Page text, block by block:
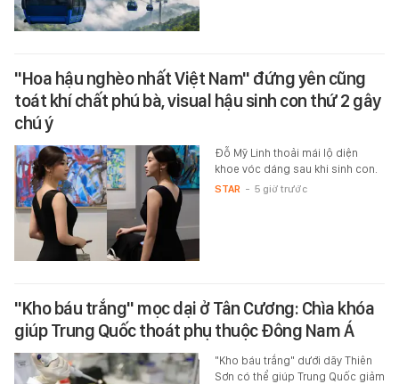
"Hoa hậu nghèo nhất Việt Nam" đứng yên cũng
toát khí chất phú bà, visual hậu sinh con thứ 2 gây
chú ý
Đỗ Mỹ Linh thoải mái lộ diện
khoe vóc dáng sau khi sinh con.
STAR - 5 giờ trước
"Kho báu trắng" mọc dại ở Tân Cương: Chìa khóa
giúp Trung Quốc thoát phụ thuộc Đông Nam Á
"Kho báu trắng" dưới dãy Thiên
Sơn có thể giúp Trung Quốc giảm